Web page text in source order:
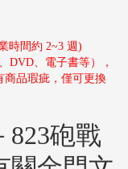
時間約 2~3 週)
DVD、電子書等），
商品瑕疵，僅可更換
823砲戰